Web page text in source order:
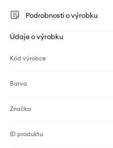
Podrobnosti o výrobku
Údaje o výrobku
Kód výrobce
Barva
Značka
ID produktu